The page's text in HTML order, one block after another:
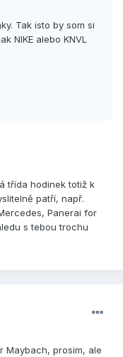
Tak isto by som si
NIKE alebo KNVL
třída hodinek totiž k
patří, např.
Panerai for
s tebou trochu
Maybach, prosim, ale